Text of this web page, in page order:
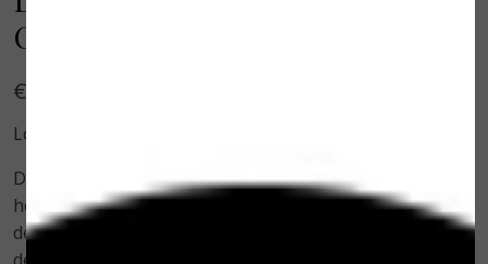
Cotton 30 ml
€ 8,00
Loveli men Fresh Cotton 30 ml.
De deodorant zonder aluminium voor mannen! Omdat
het voor mannen net zo goed belangrijk is om een
deo zonder aluminium te gebruiken. Puur natuurlijke